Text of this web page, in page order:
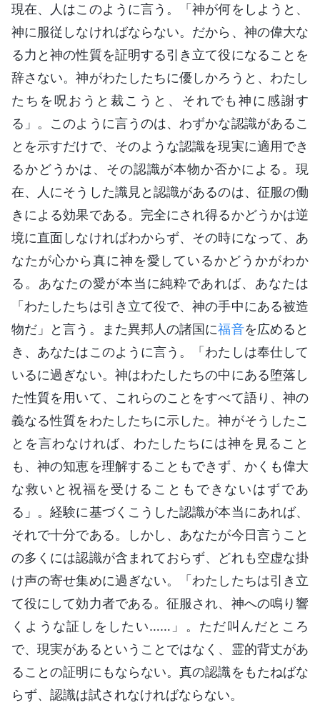
現在、人はこのように言う。「神が何をしようと、
神に服従しなければならない。だから、神の偉大な
る力と神の性質を証明する引き立て役になることを
辞さない。神がわたしたちに優しかろうと、わたし
たちを呪おうと裁こうと、それでも神に感謝す
る」。このように言うのは、わずかな認識があるこ
とを示すだけで、そのような認識を現実に適用でき
るかどうかは、その認識が本物か否かによる。現
在、人にそうした識見と認識があるのは、征服の働
きによる効果である。完全にされ得るかどうかは逆
境に直面しなければわからず、その時になって、あ
なたが心から真に神を愛しているかどうかがわか
る。あなたの愛が本当に純粋であれば、あなたは
「わたしたちは引き立て役で、神の手中にある被造
物だ」と言う。また異邦人の諸国に福音を広めると
き、あなたはこのように言う。「わたしは奉仕して
いるに過ぎない。神はわたしたちの中にある堕落し
た性質を用いて、これらのことをすべて語り、神の
義なる性質をわたしたちに示した。神がそうしたこ
とを言わなければ、わたしたちには神を見ること
も、神の知恵を理解することもできず、かくも偉大
な救いと祝福を受けることもできないはずであ
る」。経験に基づくこうした認識が本当にあれば、
それで十分である。しかし、あなたが今日言うこと
の多くには認識が含まれておらず、どれも空虚な掛
け声の寄せ集めに過ぎない。「わたしたちは引き立
て役にして効力者である。征服され、神への鳴り響
くような証しをしたい……」。ただ叫んだところ
で、現実があるということではなく、霊的背丈があ
ることの証明にもならない。真の認識をもたねばな
らず、認識は試されなければならない。